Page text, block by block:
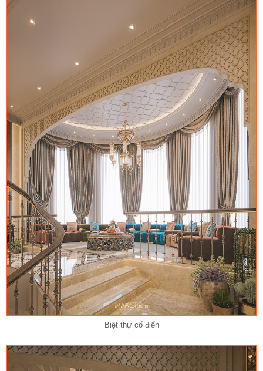
Biệt thự cổ điển